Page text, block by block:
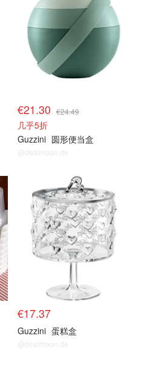
€21.30 €24.49
几乎5折
Guzzini 圆形便当盒
@dealmoon.de
€17.37
Guzzini 蛋糕盒
@dealmoon.de